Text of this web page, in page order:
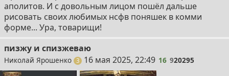
аполитов. И с довольным лицом пошёл дальше
рисовать своих любимых нсфв поняшек в комми
форме... Ура, товарищи!
пизжу и спизжеваю
Николай Ярошенко 3поста
16
16 мая 2025, 22:49 16 920295